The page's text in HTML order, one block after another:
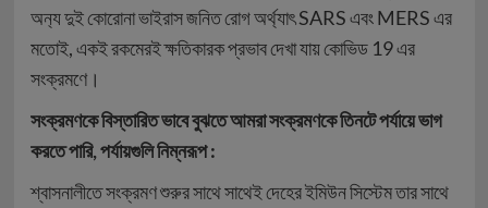
অন‍্য দুই কোরোনা ভাইরাস জনিত রোগ অর্থ‍্যাৎ SARS এবং MERS এর
মতোই, এক‌ই রকমের‌ই ক্ষতিকারক প্রভাব দেখা যায় কোভিড 19 এর
সংক্রমণে।
সংক্রমণকে বিস্তারিত ভাবে বুঝতে আমরা সংক্রমণকে তিনটে পর্যায়ে ভাগ
করতে পারি, পর্যায়গুলি নিম্নরূপ :
শ্বাসনালীতে সংক্রমণ শুরুর সাথে সাথেই দেহের ইমিউন সিস্টেম তার সাথে